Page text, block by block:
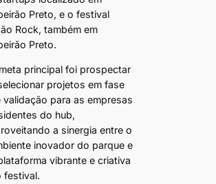
Preto, e o festival
Rock, também em
Preto.
principal foi prospectar
projetos em fase
validação para as empresas
do hub,
a sinergia entre o
inovador do parque e
vibrante e criativa
festival.